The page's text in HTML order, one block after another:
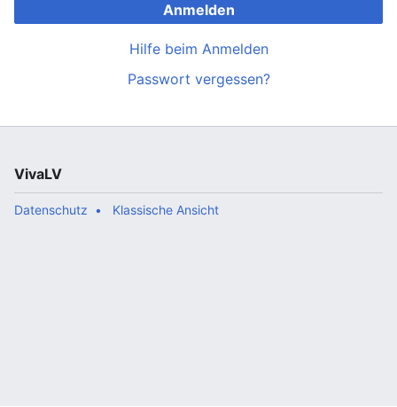
Anmelden
Hilfe beim Anmelden
Passwort vergessen?
VivaLV
Datenschutz Klassische Ansicht